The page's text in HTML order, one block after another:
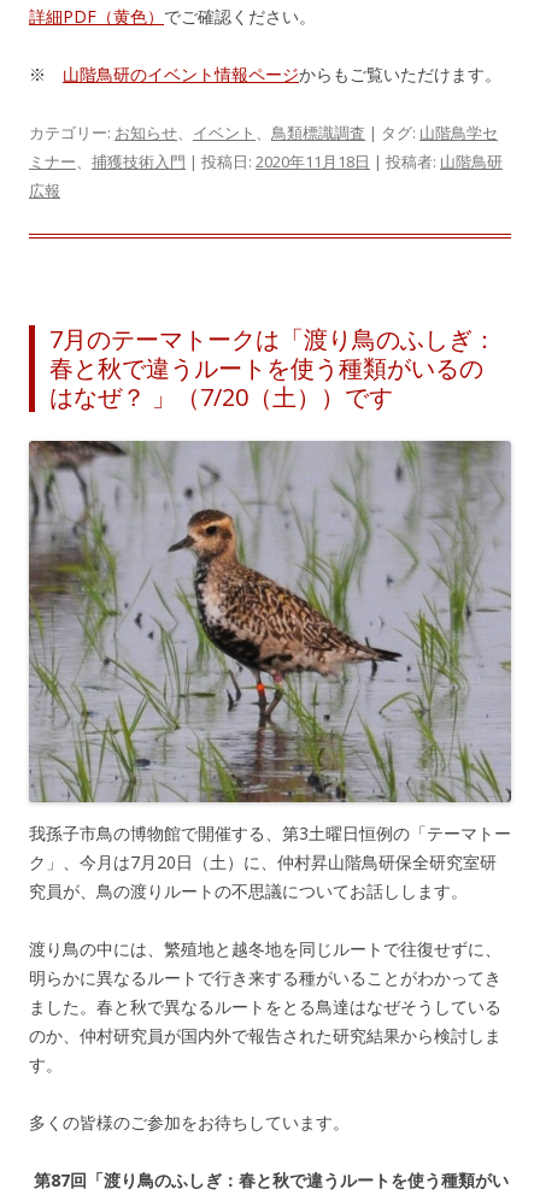
詳細PDF（黄色） でご確認ください。
※ 山階鳥研のイベント情報ページからもご覧いただけます。
カテゴリー: お知らせ、 イベント 、 鳥類標識調査 | タグ: 山階鳥学セ
ミナー、 捕獲技術入門 | 投稿日: 2020年11月18日 | 投稿者: 山階鳥研
広報
7月のテーマトークは「渡り鳥のふしぎ：
春と秋で違うルートを使う種類がいるの
はなぜ？ 」（7/20（土））です
我孫子市鳥の博物館で開催する、第3土曜日恒例の「テーマトー
ク」、今月は7月20日（土）に、仲村昇山階鳥研保全研究室研
究員が、鳥の渡りルートの不思議についてお話しします。
渡り鳥の中には、繁殖地と越冬地を同じルートで往復せずに、
明らかに異なるルートで行き来する種がいることがわかってき
ました。春と秋で異なるルートをとる鳥達はなぜそうしている
のか、仲村研究員が国内外で報告された研究結果から検討しま
す。
多くの皆様のご参加をお待ちしています。
第87回「渡り鳥のふしぎ：春と秋で違うルートを使う種類がい